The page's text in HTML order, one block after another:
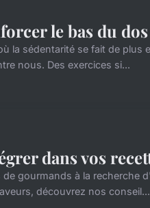
le bas du
la sédentarité se fait de plus
nous. Des exercices si...
dans vos
gourmands à la recherche
découvrez nos conseil...